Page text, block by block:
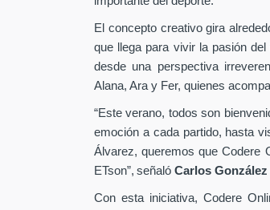
El concepto creativo gira
que llega para vivir la pasión
desde una perspectiva
Alana, Ara y Fer, quienes
“Este verano, todos son
emoción a cada partido, hasta
Álvarez, queremos que Codere
ETson”, señaló Carlos
Con esta iniciativa, Codere